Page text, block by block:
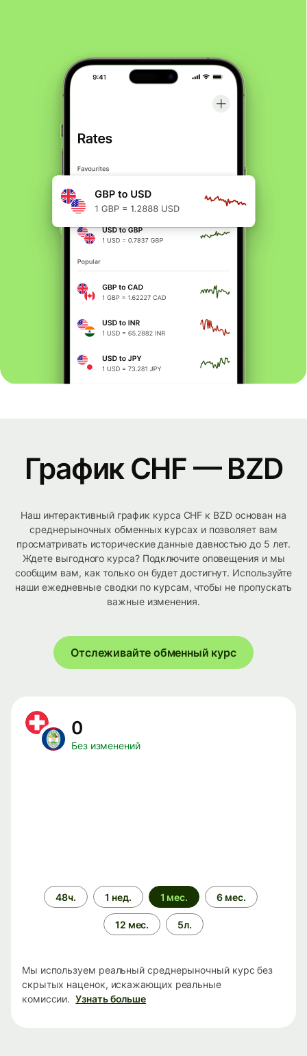
График CHF — BZD
Наш интерактивный график курса CHF к BZD основан на
среднерыночных обменных курсах и позволяет вам
просматривать исторические данные давностью до 5 лет.
Ждете выгодного курса? Подключите оповещения и мы
сообщим вам, как только он будет достигнут. Используйте
наши ежедневные сводки по курсам, чтобы не пропускать
важные изменения.
Отслеживайте обменный курс
0
Без изменений
Период
времени
48ч. 1 нед. 1 мес. 6 мес.
12 мес. 5л.
Мы используем реальный среднерыночный курс без
скрытых наценок, искажающих реальные
комиссии. Узнать больше